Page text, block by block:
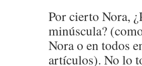
Por cierto Nora,
minúscula?
Nora o en todos
artículos). No lo